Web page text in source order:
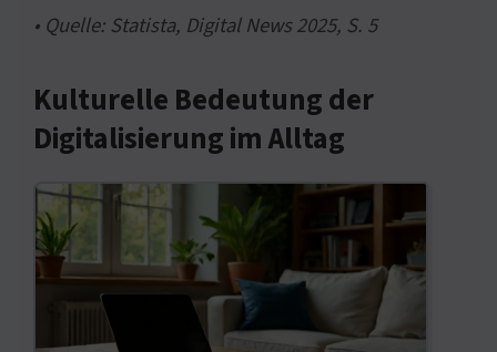
• Quelle: Statista, Digital News 2025, S. 5
Kulturelle Bedeutung der
Digitalisierung im Alltag